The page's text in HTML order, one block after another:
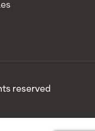
reserved